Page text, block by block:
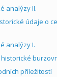
analýzy II.
údaje o
analýzy I.
příležitostí